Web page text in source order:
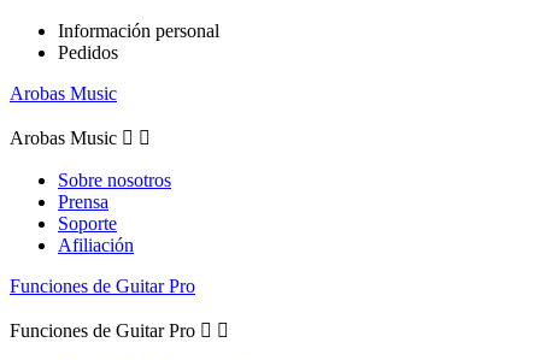
Información personal
Pedidos
Arobas Music
Arobas Music  
Sobre nosotros
Prensa
Soporte
Afiliación
Funciones de Guitar Pro
Funciones de Guitar Pro  